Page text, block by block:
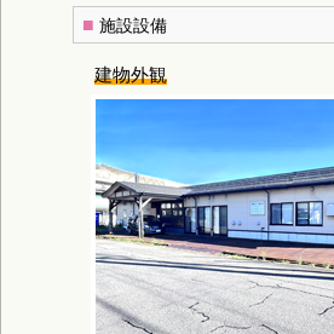
■ 施設設備
建物外観